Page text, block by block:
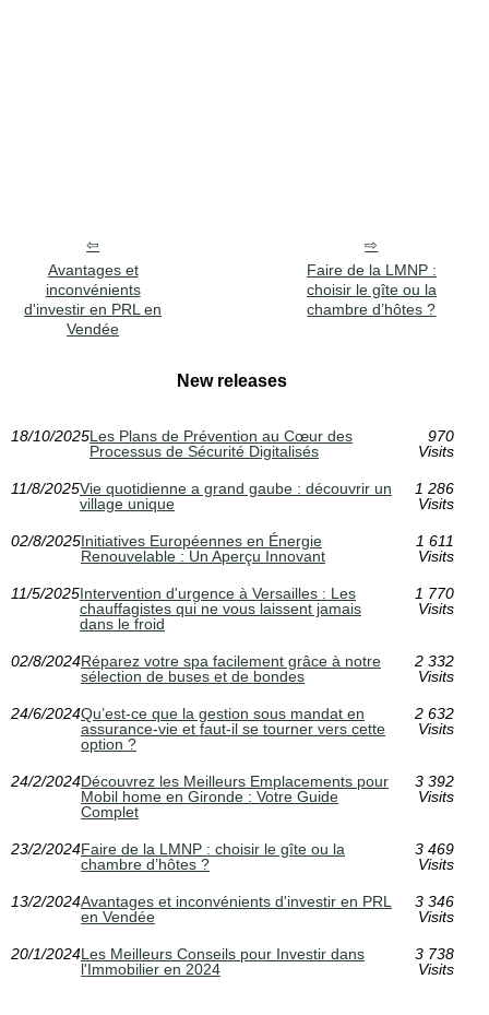
Avantages et
inconvénients
d'investir en PRL en
Vendée
Faire de la LMNP :
choisir le gîte ou la
chambre d’hôtes ?
New releases
18/10/2025Les Plans de Prévention au Cœur des
Processus de Sécurité Digitalisés
970
Visits
11/8/2025Vie quotidienne a grand gaube : découvrir un
village unique
1 286
Visits
02/8/2025Initiatives Européennes en Énergie
Renouvelable : Un Aperçu Innovant
1 611
Visits
11/5/2025Intervention d'urgence à Versailles : Les
chauffagistes qui ne vous laissent jamais
dans le froid
1 770
Visits
02/8/2024Réparez votre spa facilement grâce à notre
sélection de buses et de bondes
2 332
Visits
24/6/2024Qu’est-ce que la gestion sous mandat en
assurance-vie et faut-il se tourner vers cette
option ?
2 632
Visits
24/2/2024Découvrez les Meilleurs Emplacements pour
Mobil home en Gironde : Votre Guide
Complet
3 392
Visits
23/2/2024Faire de la LMNP : choisir le gîte ou la
chambre d’hôtes ?
3 469
Visits
13/2/2024Avantages et inconvénients d'investir en PRL
en Vendée
3 346
Visits
20/1/2024Les Meilleurs Conseils pour Investir dans
l'Immobilier en 2024
3 738
Visits